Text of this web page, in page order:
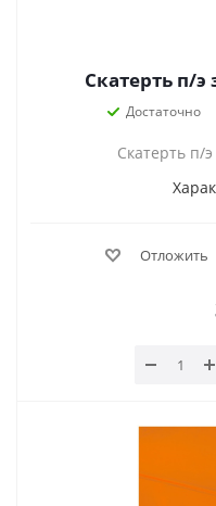
Скатерть п/э
Достаточно
Скатерть п/
Отложить